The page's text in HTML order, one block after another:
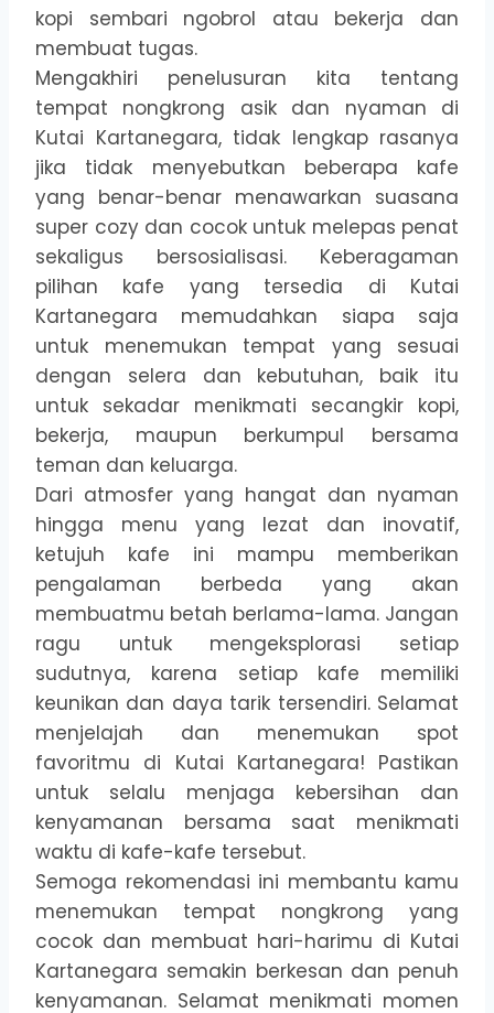
kopi sembari ngobrol atau bekerja dan
membuat tugas.
Mengakhiri penelusuran kita tentang
tempat nongkrong asik dan nyaman di
Kutai Kartanegara, tidak lengkap rasanya
jika tidak menyebutkan beberapa kafe
yang benar-benar menawarkan suasana
super cozy dan cocok untuk melepas penat
sekaligus bersosialisasi. Keberagaman
pilihan kafe yang tersedia di Kutai
Kartanegara memudahkan siapa saja
untuk menemukan tempat yang sesuai
dengan selera dan kebutuhan, baik itu
untuk sekadar menikmati secangkir kopi,
bekerja, maupun berkumpul bersama
teman dan keluarga.
Dari atmosfer yang hangat dan nyaman
hingga menu yang lezat dan inovatif,
ketujuh kafe ini mampu memberikan
pengalaman berbeda yang akan
membuatmu betah berlama-lama. Jangan
ragu untuk mengeksplorasi setiap
sudutnya, karena setiap kafe memiliki
keunikan dan daya tarik tersendiri. Selamat
menjelajah dan menemukan spot
favoritmu di Kutai Kartanegara! Pastikan
untuk selalu menjaga kebersihan dan
kenyamanan bersama saat menikmati
waktu di kafe-kafe tersebut.
Semoga rekomendasi ini membantu kamu
menemukan tempat nongkrong yang
cocok dan membuat hari-harimu di Kutai
Kartanegara semakin berkesan dan penuh
kenyamanan. Selamat menikmati momen